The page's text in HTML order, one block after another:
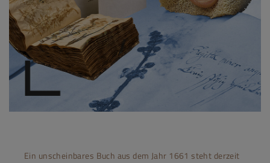
Ein unscheinbares Buch aus dem Jahr 1661 steht derzeit